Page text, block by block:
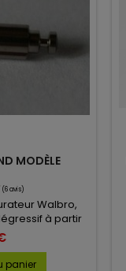
MODÈLE
Walbro,
à partir
panier